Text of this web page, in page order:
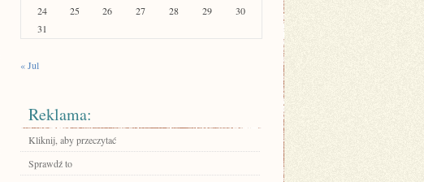
24
25 26 27 28 29
30
31
« Jul
Reklama:
Kliknij, aby przeczytać
Sprawdź to